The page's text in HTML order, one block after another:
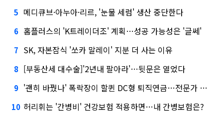
5 메디큐브·아누아·리르, '눈물 세럼' 생산 중단한다
6 홈플러스의 'K트레이더조' 계획…성공 가능성은 '글쎄'
7 SK, 자본잠식 '쏘카 말레이' 지분 더 사는 이유
8 [부동산세 대수술]'2년내 팔아라'…뒷문은 열었다
9 '괜히 바꿨나' 폭락장이 할퀸 DC형 퇴직연금…전문가 조언은
10 허리휘는 '간병비' 건강보험 적용하면…내 간병보험은?